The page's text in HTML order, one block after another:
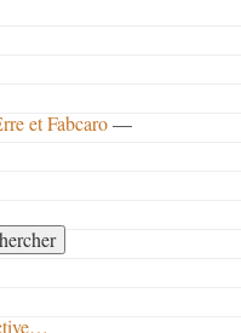
et Fabcaro—